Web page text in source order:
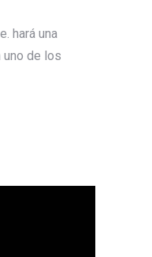
hará una
uno de los